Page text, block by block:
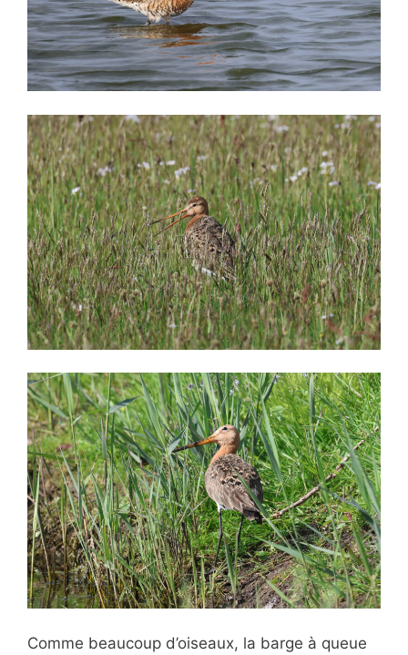
Comme beaucoup d’oiseaux, la barge à queue